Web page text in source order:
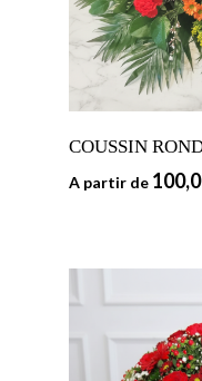
COUSSIN
A partir de